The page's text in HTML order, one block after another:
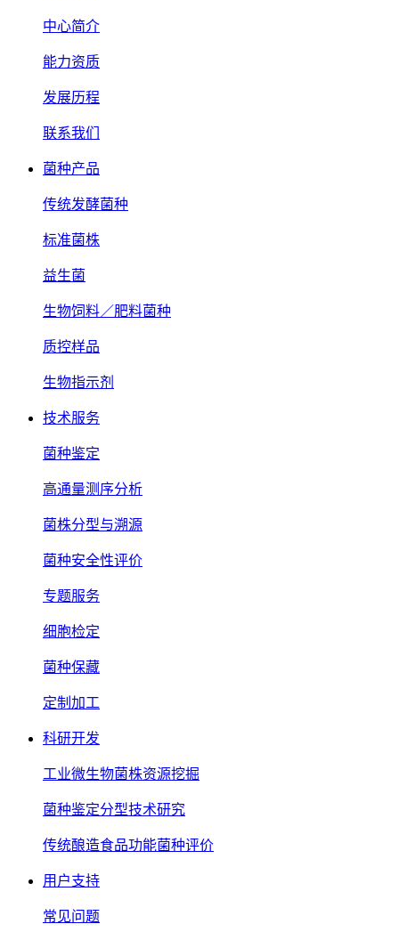
中心简介
能力资质
发展历程
联系我们
菌种产品
传统发酵菌种
标准菌株
益生菌
生物饲料／肥料菌种
质控样品
生物指示剂
技术服务
菌种鉴定
高通量测序分析
菌株分型与溯源
菌种安全性评价
专题服务
细胞检定
菌种保藏
定制加工
科研开发
工业微生物菌株资源挖掘
菌种鉴定分型技术研究
传统酿造食品功能菌种评价
用户支持
常见问题